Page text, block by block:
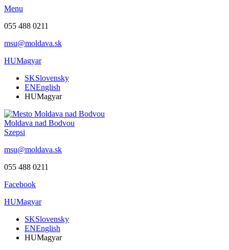
Menu
055 488 0211
msu@moldava.sk
HUMagyar
SKSlovensky
ENEnglish
HUMagyar
Moldava nad Bodvou
Szepsi
msu@moldava.sk
055 488 0211
Facebook
HUMagyar
SKSlovensky
ENEnglish
HUMagyar